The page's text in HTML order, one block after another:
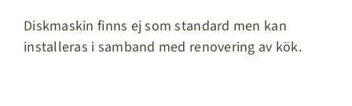
Diskmaskin finns ej som standard men kan
installeras i samband med renovering av kök.